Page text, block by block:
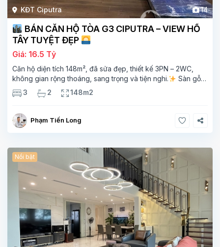
KĐT Ciputra 14
BÁN CĂN HỘ TÒA G3 CIPUTRA – VIEW HỒ
TÂY TUYỆT ĐẸP
Giá: 16.5 Tỷ
Căn hộ diện tích 148m², đã sửa đẹp, thiết kế 3PN – 2WC,
không gian rộng thoáng, sang trọng và tiện nghi.
Sàn gỗ
cao cấp, ánh sáng tự nhiên chan hòa, view hồ Tây đắt giá –
mang lại
3 2 148m2
Phạm Tiến Long
Nổi bật